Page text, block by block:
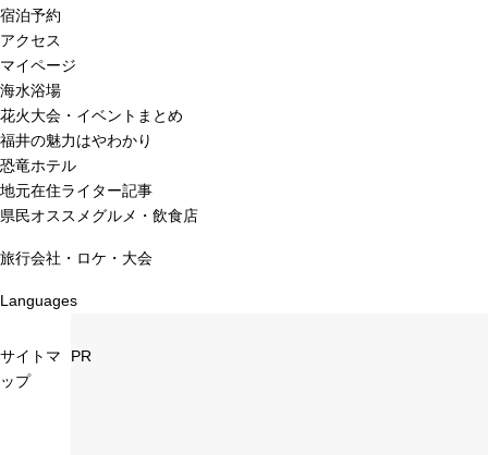
宿泊予約
アクセス
マイページ
海水浴場
花火大会・イベントまとめ
福井の魅力はやわかり
恐竜ホテル
地元在住ライター記事
県民オススメグルメ・飲食店
旅行会社・ロケ・大会
Languages
サイトマ
ップ
PR